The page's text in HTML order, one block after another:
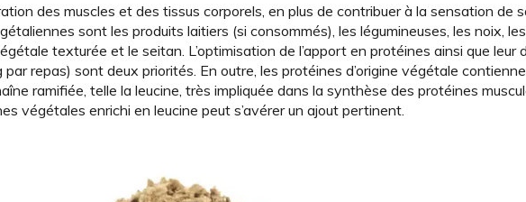
des muscles et des tissus corporels, en plus de contribuer à la sensation de
sont les produits laitiers (si consommés), les légumineuses, les noix,
texturée et le seitan. L’optimisation de l’apport en protéines ainsi que leur
repas) sont deux priorités. En outre, les protéines d’origine végétale
ramifiée, telle la leucine, très impliquée dans la synthèse des protéines
végétales enrichi en leucine peut s’avé­rer un ajout pertinent.